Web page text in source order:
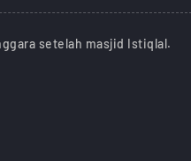
setelah masjid Istiqlal.